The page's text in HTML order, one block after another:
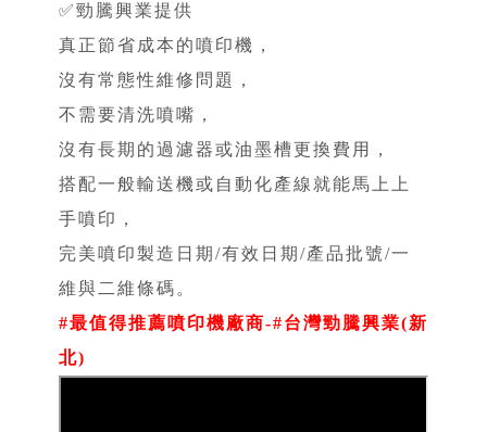
✅勁騰興業提供
真正節省成本的噴印機，
沒有常態性維修問題，
不需要清洗噴嘴，
沒有長期的過濾器或油墨槽更換費用，
搭配一般輸送機或自動化產線就能馬上上
手噴印，
完美噴印製造日期/有效日期/產品批號/一
維與二維條碼。
#最值得推薦噴印機廠商​​-#台灣勁騰興業(新
北)​​